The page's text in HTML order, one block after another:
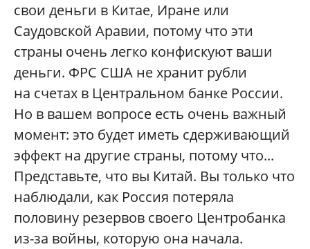
свои деньги в Китае, Иране или
Саудовской Аравии, потому что эти
страны очень легко конфискуют ваши
деньги. ФРС США не хранит рубли
на счетах в Центральном банке России.
Но в вашем вопросе есть очень важный
момент: это будет иметь сдерживающий
эффект на другие страны, потому что...
Представьте, что вы Китай. Вы только что
наблюдали, как Россия потеряла
половину резервов своего Центробанка
из-за войны, которую она начала.